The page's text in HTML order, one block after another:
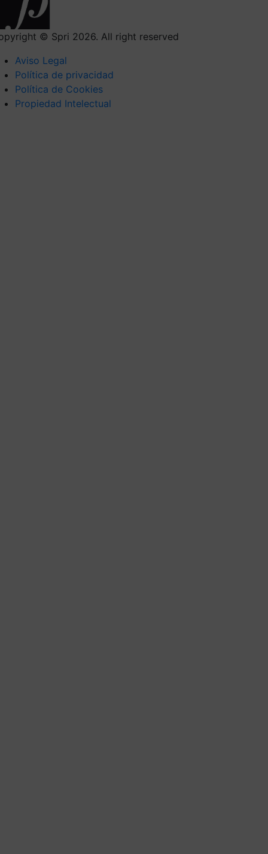
© Spri 2026. All right reserved
Aviso Legal
Política de privacidad
Política de Cookies
Propiedad Intelectual